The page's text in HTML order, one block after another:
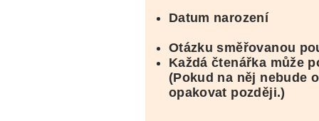
Datum narození
Otázku směřovanou
Každá čtenářka může
(Pokud na něj nebude
opakovat později.)